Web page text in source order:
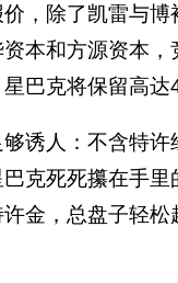
，除了凯雷与博
本和方源资本，
巴克将保留高达
诱人：不含特许
克死死攥在手里
金，总盘子轻松